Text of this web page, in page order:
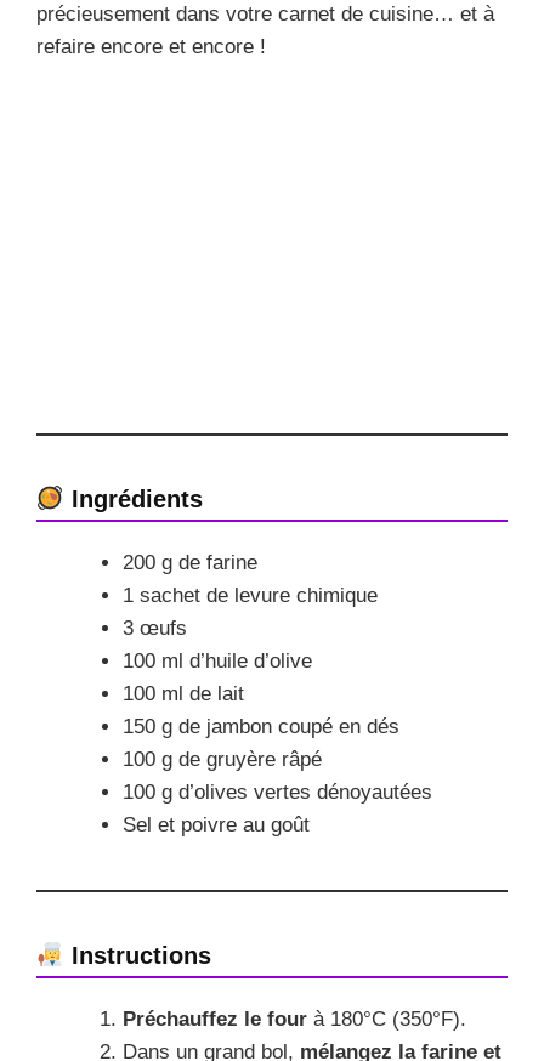
précieusement dans votre carnet de cuisine… et à
refaire encore et encore !
Ingrédients
200 g de farine
1 sachet de levure chimique
3 œufs
100 ml d’huile d’olive
100 ml de lait
150 g de jambon coupé en dés
100 g de gruyère râpé
100 g d’olives vertes dénoyautées
Sel et poivre au goût
Instructions
Préchauffez le four à 180°C (350°F).
Dans un grand bol, mélangez la farine et